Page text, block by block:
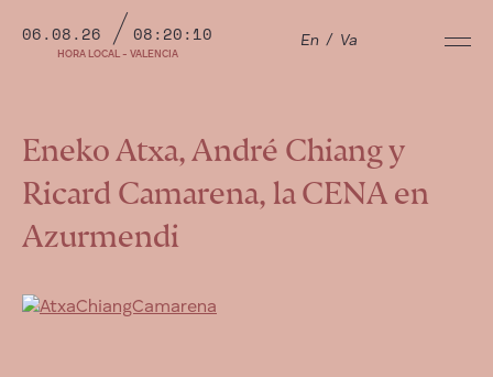
06.08.26 08:20:11
HORA LOCAL - VALENCIA
En / Va
Eneko Atxa, André Chiang y
Ricard Camarena, la CENA en
Azurmendi